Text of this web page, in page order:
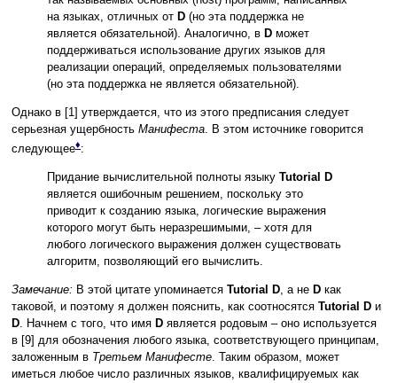
на языках, отличных от D (но эта поддержка не
является обязательной). Аналогично, в D может
поддерживаться использование других языков для
реализации операций, определяемых пользователями
(но эта поддержка не является обязательной).
Однако в [1] утверждается, что из этого предписания следует
серьезная ущербность Манифеста. В этом источнике говорится
следующее♦:
Придание вычислительной полноты языку Tutorial D
является ошибочным решением, поскольку это
приводит к созданию языка, логические выражения
которого могут быть неразрешимыми, – хотя для
любого логического выражения должен существовать
алгоритм, позволяющий его вычислить.
Замечание: В этой цитате упоминается Tutorial D, а не D как
таковой, и поэтому я должен пояснить, как соотносятся Tutorial D и
D. Начнем с того, что имя D является родовым – оно используется
в [9] для обозначения любого языка, соответствующего принципам,
заложенным в Третьем Манифесте. Таким образом, может
иметься любое число различных языков, квалифицируемых как